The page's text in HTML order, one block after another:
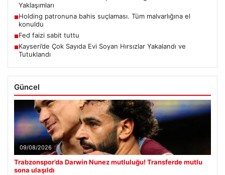
Yaklaşımları
■Holding patronuna bahis suçlaması. Tüm malvarlığına el
konuldu
■Fed faizi sabit tuttu
■Kayseri’de Çok Sayıda Evi Soyan Hırsızlar Yakalandı ve
Tutuklandı
Güncel
09/08/2026
Trabzonspor’da Darwin Nunez mutluluğu! Transferde mutlu
sona ulaşıldı